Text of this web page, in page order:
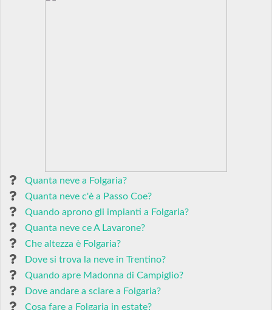
Quanta neve a Folgaria?
Quanta neve c'è a Passo Coe?
Quando aprono gli impianti a Folgaria?
Quanta neve ce A Lavarone?
Che altezza è Folgaria?
Dove si trova la neve in Trentino?
Quando apre Madonna di Campiglio?
Dove andare a sciare a Folgaria?
Cosa fare a Folgaria in estate?